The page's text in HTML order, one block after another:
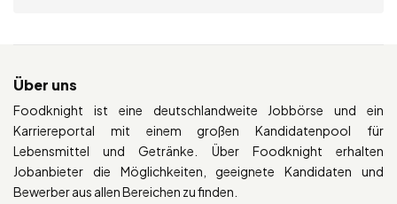
Über uns
Foodknight ist eine deutschlandweite Jobbörse und ein
Karriereportal mit einem großen Kandidatenpool für
Lebensmittel und Getränke. Über Foodknight erhalten
Jobanbieter die Möglichkeiten, geeignete Kandidaten und
Bewerber aus allen Bereichen zu finden.